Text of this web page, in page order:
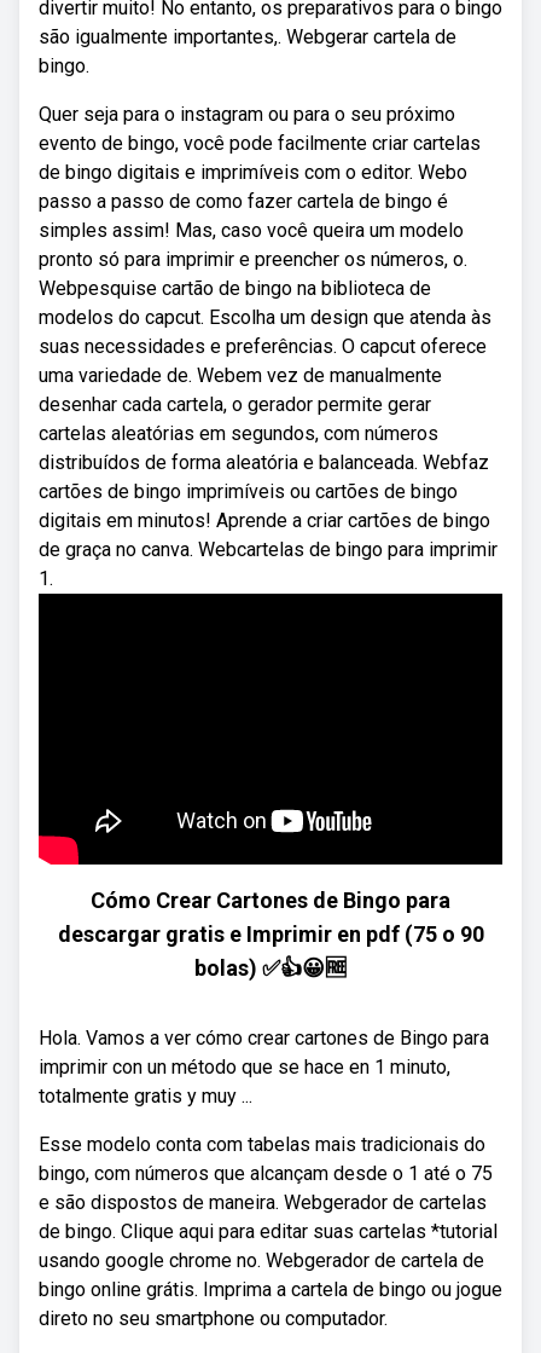
divertir muito! No entanto, os preparativos para o bingo
são igualmente importantes,. Webgerar cartela de
bingo.
Quer seja para o instagram ou para o seu próximo
evento de bingo, você pode facilmente criar cartelas
de bingo digitais e imprimíveis com o editor. Webo
passo a passo de como fazer cartela de bingo é
simples assim! Mas, caso você queira um modelo
pronto só para imprimir e preencher os números, o.
Webpesquise cartão de bingo na biblioteca de
modelos do capcut. Escolha um design que atenda às
suas necessidades e preferências. O capcut oferece
uma variedade de. Webem vez de manualmente
desenhar cada cartela, o gerador permite gerar
cartelas aleatórias em segundos, com números
distribuídos de forma aleatória e balanceada. Webfaz
cartões de bingo imprimíveis ou cartões de bingo
digitais em minutos! Aprende a criar cartões de bingo
de graça no canva. Webcartelas de bingo para imprimir
1.
Cómo Crear Cartones de Bingo para
descargar gratis e Imprimir en pdf (75 o 90
bolas) ✅👍😀🆓
Hola. Vamos a ver cómo crear cartones de Bingo para
imprimir con un método que se hace en 1 minuto,
totalmente gratis y muy ...
Esse modelo conta com tabelas mais tradicionais do
bingo, com números que alcançam desde o 1 até o 75
e são dispostos de maneira. Webgerador de cartelas
de bingo. Clique aqui para editar suas cartelas *tutorial
usando google chrome no. Webgerador de cartela de
bingo online grátis. Imprima a cartela de bingo ou jogue
direto no seu smartphone ou computador.